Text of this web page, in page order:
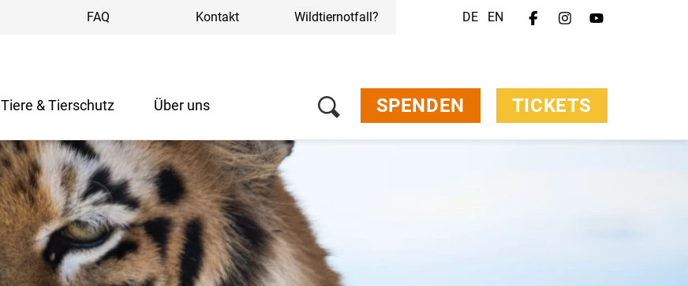
FAQ Kontakt Wildtiernotfall? DE EN
Tiere & Tierschutz Über uns SPENDEN TICKETS